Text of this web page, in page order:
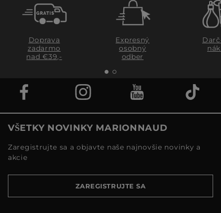
Doprava
zadarmo
nad €39,-
Expresný
osobný
odber
VŠETKY NOVINKY MARIONNAUD
Zaregistrujte sa a objavte naše najnovšie novinky a
akcie
ZAREGISTRUJTE SA